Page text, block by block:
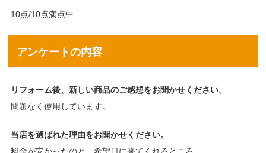
10点/10点満点中
アンケートの内容
リフォーム後、新しい商品のご感想をお聞かせください。
問題なく使用しています。
当店を選ばれた理由をお聞かせください。